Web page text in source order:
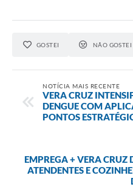
GOSTEI NÃO GOSTEI
NOTÍCIA MAIS RECENTE
VERA CRUZ
DENGUE COM
PONTOS
EMPREGA + VERA
ATENDENTES E